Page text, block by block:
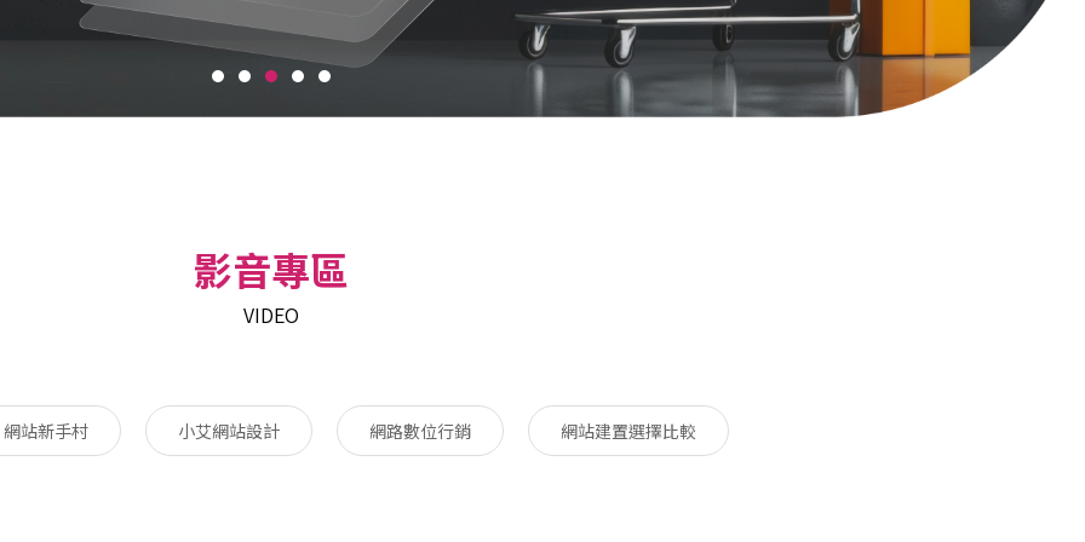
影音專區
VIDEO
網站新手村 小艾網站設計 網路數位行銷 網站建置選擇比較